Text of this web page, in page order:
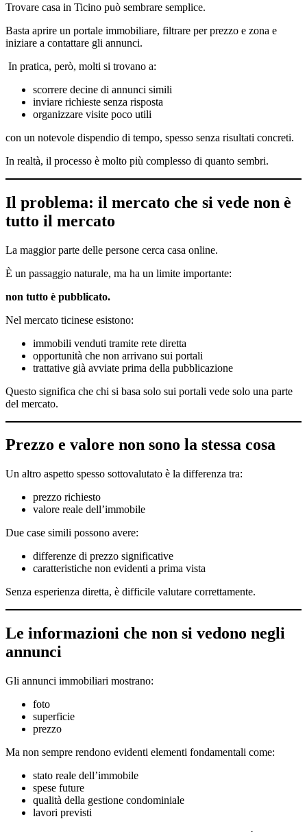
Trovare casa in Ticino può sembrare semplice.
Basta aprire un portale immobiliare, filtrare per prezzo e zona e
iniziare a contattare gli annunci.
In pratica, però, molti si trovano a:
scorrere decine di annunci simili
inviare richieste senza risposta
organizzare visite poco utili
con un notevole dispendio di tempo, spesso senza risultati concreti.
In realtà, il processo è molto più complesso di quanto sembri.
Il problema: il mercato che si vede non è
tutto il mercato
La maggior parte delle persone cerca casa online.
È un passaggio naturale, ma ha un limite importante:
non tutto è pubblicato.
Nel mercato ticinese esistono:
immobili venduti tramite rete diretta
opportunità che non arrivano sui portali
trattative già avviate prima della pubblicazione
Questo significa che chi si basa solo sui portali vede solo una parte
del mercato.
Prezzo e valore non sono la stessa cosa
Un altro aspetto spesso sottovalutato è la differenza tra:
prezzo richiesto
valore reale dell’immobile
Due case simili possono avere:
differenze di prezzo significative
caratteristiche non evidenti a prima vista
Senza esperienza diretta, è difficile valutare correttamente.
Le informazioni che non si vedono negli
annunci
Gli annunci immobiliari mostrano:
foto
superficie
prezzo
Ma non sempre rendono evidenti elementi fondamentali come:
stato reale dell’immobile
spese future
qualità della gestione condominiale
lavori previsti